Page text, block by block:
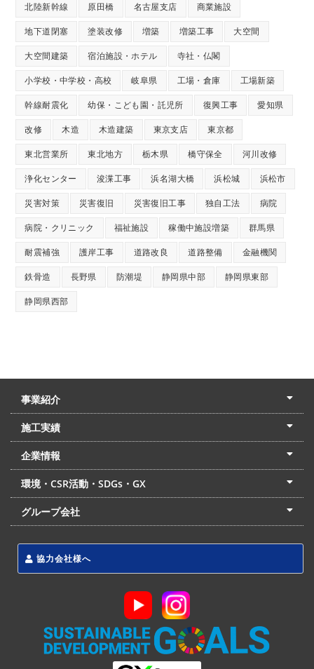
北陸新幹線 原田橋 名古屋支店 商業施設
地下道閉塞 塗装改修 増築 増築工事 大空間
大空間建築 宿泊施設・ホテル 寺社・仏閣
小学校・中学校・高校 岐阜県 工場・倉庫 工場新築
幹線耐震化 幼保・こども園・託児所 復興工事 愛知県
改修 木造 木造建築 東京支店 東京都
東北営業所 東北地方 栃木県 橋守保全 河川改修
浄化センター 浚渫工事 浜名湖大橋 浜松城 浜松市
災害対策 災害復旧 災害復旧工事 独自工法 病院
病院・クリニック 福祉施設 稼働中施設増築 群馬県
耐震補強 護岸工事 道路改良 道路整備 金融機関
鉄骨造 長野県 防潮堤 静岡県中部 静岡県東部
静岡県西部
事業紹介
土木本部
建築本部
PPP・PFI
リフォーム・リノベーション
中村建設の家
施工実績
土木部門
建築部門
リフォーム部門
住宅部門
名古屋支店
東京支店
企業情報
会社概要
経営理念
沿革
リクルート
最新情報
お問合せ
環境・CSR活動・SDGs・GX
LSS流動化処理工法
CSR・SDGs・GX
発電事業
次世代ZEBオフィス
グループ会社
協力会社様へ